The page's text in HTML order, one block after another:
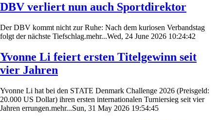
DBV verliert nun auch Sportdirektor
Der DBV kommt nicht zur Ruhe: Nach dem kuriosen Verbandstag
folgt der nächste Tiefschlag.mehr...Wed, 24 June 2026 10:24:42
Yvonne Li feiert ersten Titelgewinn seit
vier Jahren
Yvonne Li hat bei den STATE Denmark Challenge 2026 (Preisgeld:
20.000 US Dollar) ihren ersten internationalen Turniersieg seit vier
Jahren errungen.mehr...Sun, 31 May 2026 19:54:45